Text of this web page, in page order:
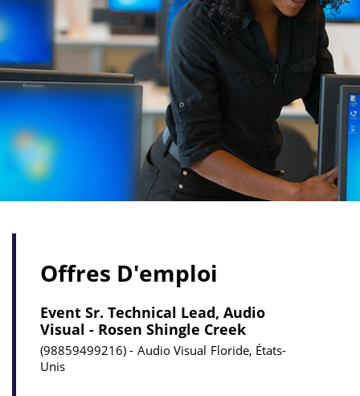
Offres D'emploi
Event Sr. Technical Lead, Audio
Visual - Rosen Shingle Creek
98859499216 Audio Visual Floride, États-
Unis